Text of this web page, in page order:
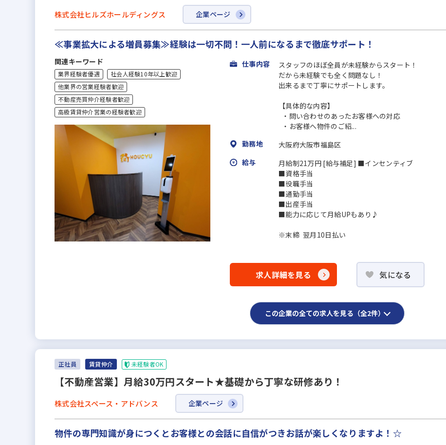
株式会社ヒルズホールディングス 企業ページ
≪事業拡大による増員募集≫経験は一切不問！一人前になるまで徹底サポート！
関連キーワード
業界経験者優遇
社会人経験10年以上歓迎
他業界の営業経験者歓迎
不動産売買仲介経験者歓迎
高級賃貸仲介営業の経験者歓迎
仕事内容
スタッフのほぼ全員が未経験からスタート！
だから未経験でも全く問題なし！
出来るまで丁寧にサポートします。
【具体的な内容】
・問い合わせのあったお客様への対応
・お客様へ物件のご紹...
勤務地
大阪府大阪市福島区
給与
月給制21万円 [給与補足] ■インセンティブ
■資格手当
■役職手当
■通勤手当
■出産手当
■能力に応じて月給UPもあり♪
※末締 翌月10日払い
求人詳細を見る 気になる
この企業の全ての求人を見る（全2件）
正社員 賃貸仲介 未経験者OK
【不動産営業】月給30万円スタート★基礎から丁寧な研修あり！
株式会社スペース・アドバンス 企業ページ
物件の専門知識が身につくとお客様との会話に自信がつきお話が楽しくなりますよ！☆